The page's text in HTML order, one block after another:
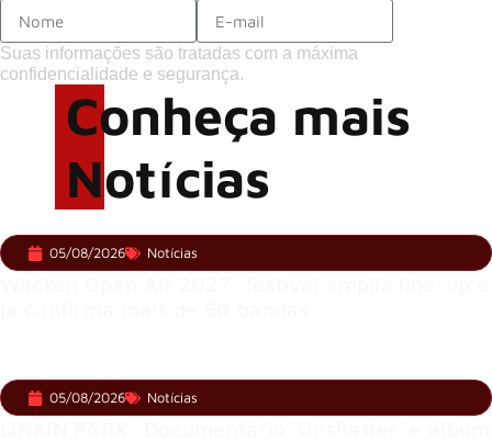
Suas informações são tratadas com a máxima
confidencialidade e segurança.
Conheça mais
Notícias
05/08/2026 Notícias
05/08/2026 Notícias